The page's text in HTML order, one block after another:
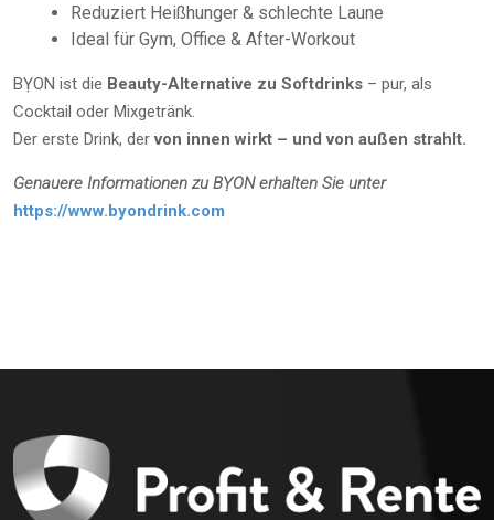
Reduziert Heißhunger & schlechte Laune
Ideal für Gym, Office & After-Workout
BỴON ist die Beauty-Alternative zu Softdrinks – pur, als
Cocktail oder Mixgetränk.
Der erste Drink, dervon innen wirkt – und von außen strahlt.
Genauere Informationen zu BỴON erhalten Sie unter
https://www.byondrink.com